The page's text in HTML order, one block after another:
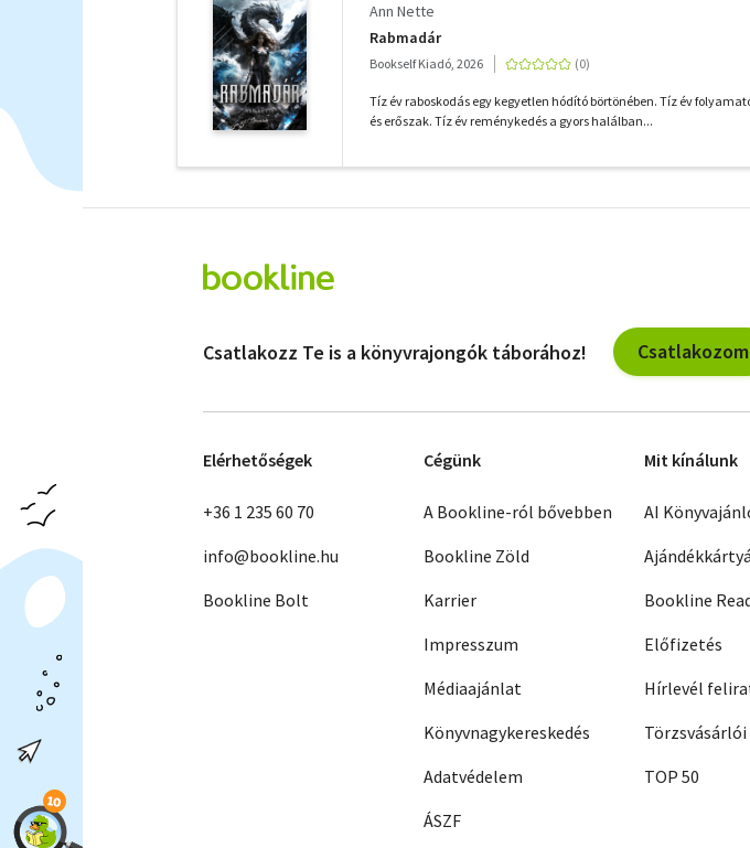
Ann Nette
Rabmadár
Bookself Kiadó, 2026
Tíz év raboskodás egy kegyetlen hódító börtönében. Tíz év
és erőszak. Tíz év reménykedés a gyors halálban...
Csatlakozz Te is a könyvrajongók táborához! Csatlakozom
Elérhetőségek
+36 1 235 60 70
info@bookline.hu
Bookline Bolt
Cégünk
A Bookline-ról bővebben
Bookline Zöld
Karrier
Impresszum
Médiaajánlat
Könyvnagykereskedés
Adatvédelem
ÁSZF
Mit kínálunk
AI
Bookline
Előfizetés
Hírlevél
TOP 50